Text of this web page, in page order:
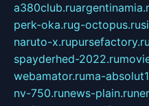
a380club.ru
perk-oka.rug-octopus.ru
naruto-x.rupursefactory.ru
spayderhed-2022.ru
webamator.ruma-
nv-750.runews-plain.ru